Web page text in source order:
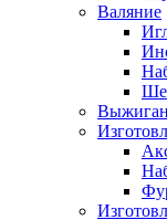
Валяние